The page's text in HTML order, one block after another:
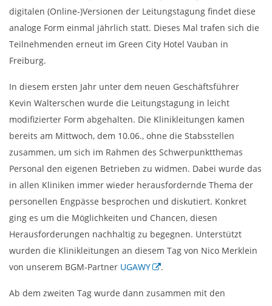
digitalen (Online-)Versionen der Leitungstagung findet diese
analoge Form einmal jährlich statt. Dieses Mal trafen sich die
Teilnehmenden erneut im Green City Hotel Vauban in
Freiburg.
In diesem ersten Jahr unter dem neuen Geschäftsführer
Kevin Walterschen wurde die Leitungstagung in leicht
modifizierter Form abgehalten. Die Klinikleitungen kamen
bereits am Mittwoch, dem 10.06., ohne die Stabsstellen
zusammen, um sich im Rahmen des Schwerpunktthemas
Personal den eigenen Betrieben zu widmen. Dabei wurde das
in allen Kliniken immer wieder herausfordernde Thema der
personellen Engpässe besprochen und diskutiert. Konkret
ging es um die Möglichkeiten und Chancen, diesen
Herausforderungen nachhaltig zu begegnen. Unterstützt
wurden die Klinikleitungen an diesem Tag von Nico Merklein
von unserem BGM-Partner UGAWY .
Ab dem zweiten Tag wurde dann zusammen mit den